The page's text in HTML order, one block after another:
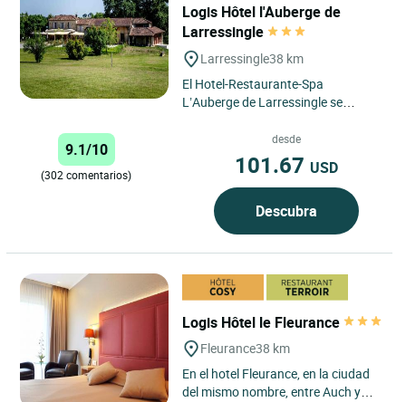
Logis Hôtel l'Auberge de
Larressingle
Larressingle38 km
El Hotel-Restaurante-Spa
L’Auberge de Larressingle se
excepcional, a los pies del célebre...
9.1/10
(302 comentarios)
desde
101.67 USD
Descubra
Logis Hôtel le Fleurance
Fleurance38 km
En el hotel Fleurance, en la ciudad
del mismo nombre, entre Auch y